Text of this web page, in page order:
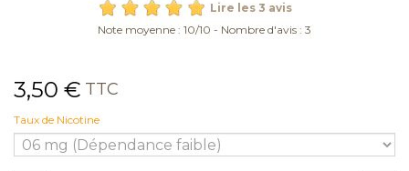
Lire les 3 avis
Note moyenne : 10/10 - Nombre d'avis : 3
3,50 € TTC
Taux de Nicotine